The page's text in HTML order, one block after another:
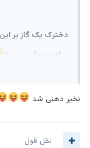
دخترک یک گاز بر
و گازی به آن سیب !
لبخند روی لبان مادر
اما دخترک یکی از
نخیر دهنی شد
نقل قول